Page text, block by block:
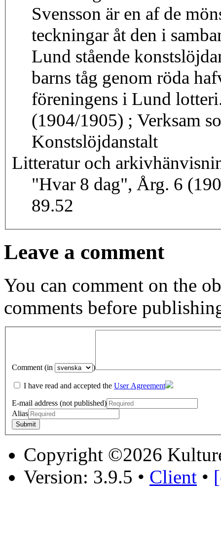
Svensson är en af de
teckningar åt den i
Lund stående
barns tåg genom röda
föreningens i Lund
(1904/1905) ; Verksam som mönsterriterska vid Kulturens
Konstslöjdanstalt
Litteratur och
"Hvar 8 dag", Årg. 6
89.52
Leave a comment
You can comment on the
comments before
Comment (in )
I have read and accepted the User Agreement
E-mail address (not published)
Alias
Copyright ©2026
Version: 3.9.5 • Client •